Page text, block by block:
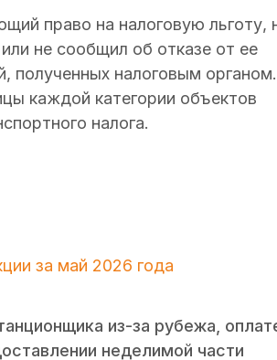
право на налоговую льготу,
не сообщил об отказе от ее
полученных налоговым органом.
каждой категории объектов
налога.
за май 2026 года
из-за рубежа,
неделимой части